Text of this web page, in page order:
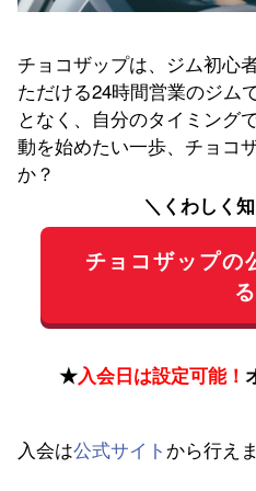
チョコザップは、ジム初心
ただける24時間営業のジム
となく、自分のタイミング
動を始めたい一歩、チョコ
か？
＼くわしく
チョコザップの
る
★入会日は設定可能！
入会は公式サイト から行え